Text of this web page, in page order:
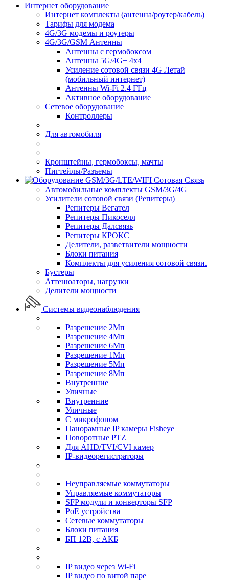
Интернет оборудование
Интернет комплекты (антенна/роутер/кабель)
Тарифы для модема
4G/3G модемы и роутеры
4G/3G/GSM Антенны
Антенны с гермобоксом
Антенны 5G/4G+ 4x4
Усиление сотовой связи 4G Летай
(мобильный интернет)
Антенны Wi-Fi 2.4 ГГц
Активное оборудование
Сетевое оборудование
Контроллеры
Для автомобиля
Кронштейны, гермобоксы, мачты
Пигтейлы/Разъемы
Сотовая Связь
Автомобильные комплекты GSM/3G/4G
Усилители сотовой связи (Репитеры)
Репитеры Вегател
Репитеры Пикоселл
Репитеры Далсвязь
Репитеры КРОКС
Делители, разветвители мощности
Блоки питания
Комплекты для усиления сотовой связи.
Бустеры
Аттенюаторы, нагрузки
Делители мощности
Системы видеонаблюдения
Разрешение 2Мп
Разрешение 4Мп
Разрешение 6Мп
Разрешение 1Мп
Разрешение 5Мп
Разрешение 8Мп
Внутренние
Уличные
Внутренние
Уличные
С микрофоном
Панорамные IP камеры Fisheye
Поворотные PTZ
Для AHD/TVI/CVI камер
IP-видеорегистраторы
Неуправляемые коммутаторы
Управляемые коммутаторы
SFP модули и конверторы SFP
PoE устройства
Сетевые коммутаторы
Блоки питания
БП 12В, с АКБ
IP видео через Wi-Fi
IP видео по витой паре